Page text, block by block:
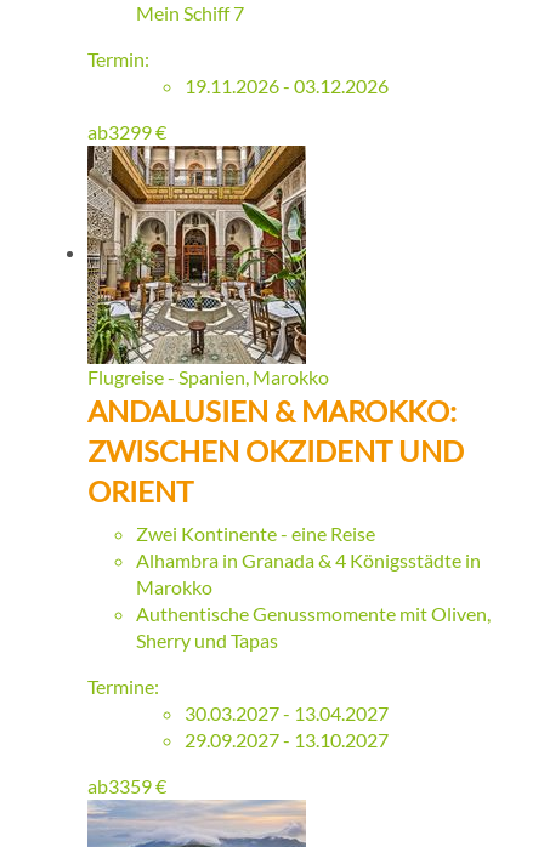
Mein Schiff 7
Termin:
19.11.2026 - 03.12.2026
ab3299€
Flugreise - Spanien, Marokko
ANDALUSIEN & MAROKKO:
ZWISCHEN OKZIDENT UND
ORIENT
Zwei Kontinente - eine Reise
Alhambra in Granada & 4 Königsstädte in
Marokko
Authentische Genussmomente mit Oliven,
Sherry und Tapas
Termine:
30.03.2027 - 13.04.2027
29.09.2027 - 13.10.2027
ab3359€